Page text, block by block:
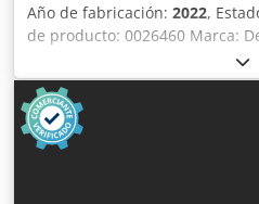
Año de fabricación: 2022,
de producto: 0026460 Marca:
Dksdjzbmptepfx An Eer
Longitud: 2700 mm Anchura:
Tensión de conexión (V): 400
fabricación: 2022 Equipado con
grasa. Incluye 3 cubas (1x